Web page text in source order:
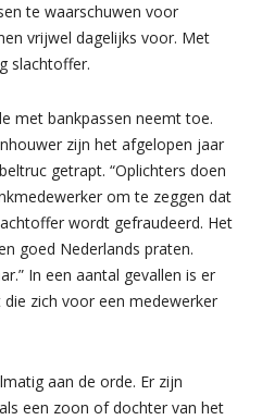
te waarschuwen voor
vrijwel dagelijks voor. Met
slachtoffer.
met bankpassen neemt toe.
zijn het afgelopen jaar
getrapt. “Oplichters doen
om te zeggen dat
wordt gefraudeerd. Het
goed Nederlands praten.
In een aantal gevallen is er
zich voor een medewerker
aan de orde. Er zijn
een zoon of dochter van het